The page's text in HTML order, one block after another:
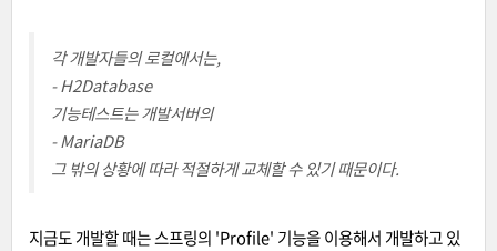
각 개발자들의 로컬에서는,
- H2Database
기능테스트는 개발서버의
- MariaDB
그 밖의 상황에 따라 적절하게 교체할 수 있기 때문이다.
지금도 개발할 때는 스프링의 'Profile' 기능을 이용해서 개발하고 있